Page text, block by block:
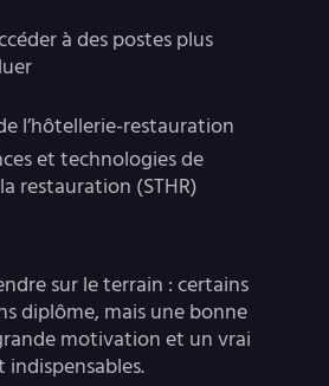
à des postes plus
l’hôtellerie-restauration
et technologies de
restauration (STHR)
sur le terrain : certains
diplôme, mais une bonne
motivation et un vrai
indispensables.